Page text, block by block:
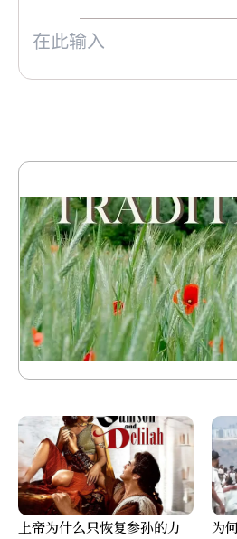
上帝为什么只恢复参孙的力
为